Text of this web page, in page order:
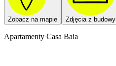
Zobacz na mapie Zdjęcia z budowy
Apartamenty Casa Baia